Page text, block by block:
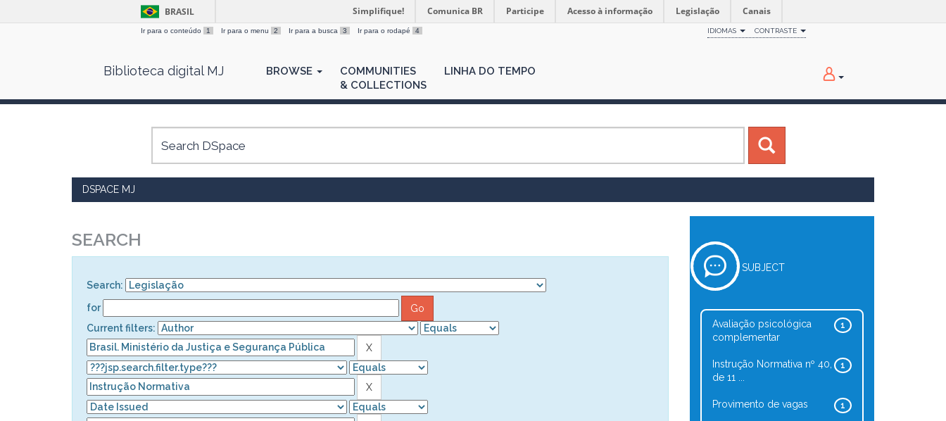
BRASIL Simplifique! Comunica BR Participe Acesso à informação Legislação Canais
Ir para o conteúdo 1 Ir para o menu 2 Ir para a busca 3 Ir para o rodapé 4 IDIOMAS CONTRASTE
Biblioteca digital MJ BROWSE
COMMUNITIES
& COLLECTIONS
LINHA DO TEMPO
DSPACE MJ
SEARCH
Search:
for
Current filters:
SUBJECT
1
Avaliação psicológica
complementar
1
Instrução Normativa nº 40,
de 11 ...
1
Provimento de vagas